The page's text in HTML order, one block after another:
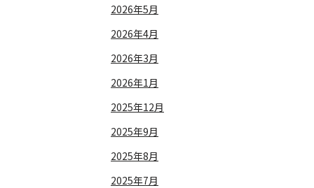
2026年5月
2026年4月
2026年3月
2026年1月
2025年12月
2025年9月
2025年8月
2025年7月